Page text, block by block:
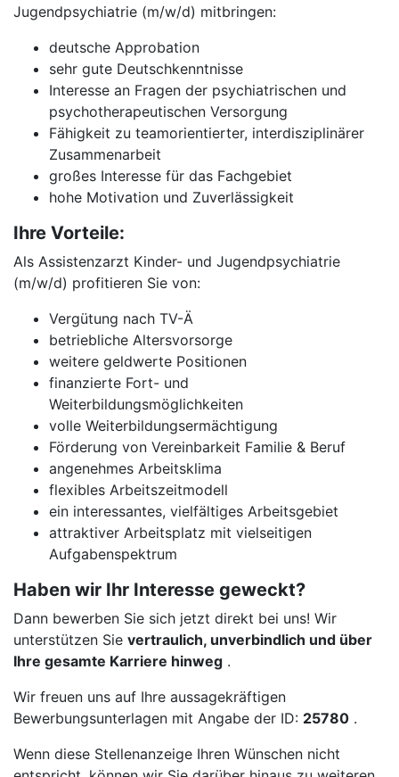
Jugendpsychiatrie (m/w/d) mitbringen:
deutsche Approbation
sehr gute Deutschkenntnisse
Interesse an Fragen der psychiatrischen und
psychotherapeutischen Versorgung
Fähigkeit zu teamorientierter, interdisziplinärer
Zusammenarbeit
großes Interesse für das Fachgebiet
hohe Motivation und Zuverlässigkeit
Ihre Vorteile:
Als Assistenzarzt Kinder- und Jugendpsychiatrie
(m/w/d) profitieren Sie von:
Vergütung nach TV-Ä
betriebliche Altersvorsorge
weitere geldwerte Positionen
finanzierte Fort- und
Weiterbildungsmöglichkeiten
volle Weiterbildungsermächtigung
Förderung von Vereinbarkeit Familie & Beruf
angenehmes Arbeitsklima
flexibles Arbeitszeitmodell
ein interessantes, vielfältiges Arbeitsgebiet
attraktiver Arbeitsplatz mit vielseitigen
Aufgabenspektrum
Haben wir Ihr Interesse geweckt?
Dann bewerben Sie sich jetzt direkt bei uns! Wir
unterstützen Sie vertraulich, unverbindlich und über
Ihre gesamte Karriere hinweg .
Wir freuen uns auf Ihre aussagekräftigen
Bewerbungsunterlagen mit Angabe der ID: 25780 .
Wenn diese Stellenanzeige Ihren Wünschen nicht